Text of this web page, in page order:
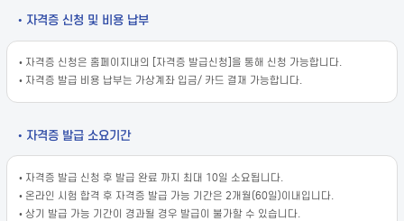
• 자격증 신청 및 비용 납부
• 자격증 신청은 홈페이지내의 [자격증 발급신청]을 통해 신청 가능합니다.
• 자격증 발급 비용 납부는 가상계좌 입금/ 카드 결재 가능합니다.
• 자격증 발급 소요기간
• 자격증 발급 신청 후 발급 완료 까지 최대 10일 소요됩니다.
• 온라인 시험 합격 후 자격증 발급 가능 기간은 2개월(60일)이내입니다.
• 상기 발급 가능 기간이 경과될 경우 발급이 불가할 수 있습니다.